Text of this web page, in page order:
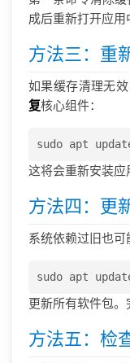
成后重新打开应用
方法三：重
如果缓存清理无
复核心组件：
sudo apt
这将会重新安装应
方法四：更
系统依赖过旧也可
sudo apt
更新所有软件包。
方法五：检